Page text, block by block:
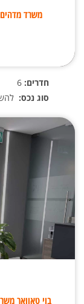
משרד
חדרים:
סוג נכס: